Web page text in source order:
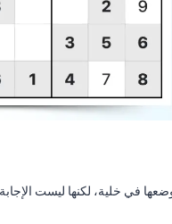
في خلية، لكنها ليست